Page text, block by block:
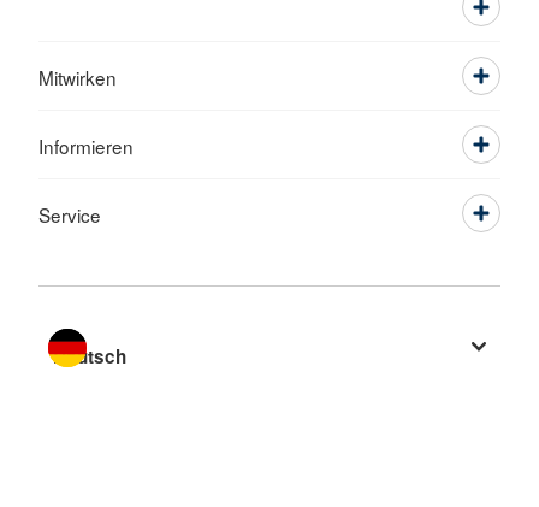
Mitwirken
Informieren
Service
Sprache wechseln zu